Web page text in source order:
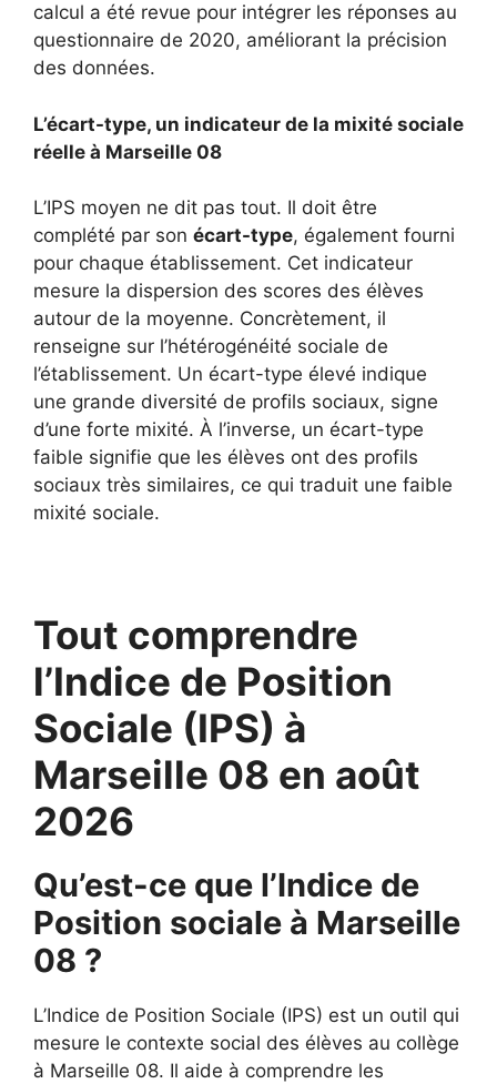
calcul a été revue pour intégrer les réponses au
questionnaire de 2020, améliorant la précision
des données.
L’écart-type, un indicateur de la mixité sociale
réelle à Marseille 08
L’IPS moyen ne dit pas tout. Il doit être
complété par son écart-type, également fourni
pour chaque établissement. Cet indicateur
mesure la dispersion des scores des élèves
autour de la moyenne. Concrètement, il
renseigne sur l’hétérogénéité sociale de
l’établissement. Un écart-type élevé indique
une grande diversité de profils sociaux, signe
d’une forte mixité. À l’inverse, un écart-type
faible signifie que les élèves ont des profils
sociaux très similaires, ce qui traduit une faible
mixité sociale.
Tout comprendre
l’Indice de Position
Sociale (IPS) à
Marseille 08 en août
2026
Qu’est-ce que l’Indice de
Position sociale à Marseille
08 ?
L’Indice de Position Sociale (IPS) est un outil qui
mesure le contexte social des élèves au collège
à Marseille 08. Il aide à comprendre les